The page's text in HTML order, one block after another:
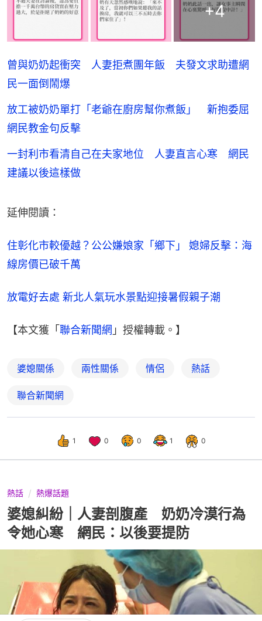
+4
曾與奶奶起衝突 人妻拒煮團年飯 夫發文求助遭網
民一面倒鬧爆
放工被奶奶單打「老爺在廚房幫你煮飯」 新抱委屈
網民教金句反擊
一封利市看清自己在夫家地位 人妻直言心寒 網民
建議以後這樣做
延伸閱讀：
住彰化市較優越？公公嫌娘家「鄉下」 媳婦反擊：海
線房價已破千萬
放電好去處 新北人氣玩水景點迎接暑假親子潮
【本文獲「 聯合新聞網 」授權轉載。】
婆媳關係 兩性關係 情侶 熱話
聯合新聞網
1 0 0 1 0
熱話 熱爆話題
婆媳糾紛｜人妻剖腹產 奶奶冷漠行為
令她心寒 網民：以後要提防